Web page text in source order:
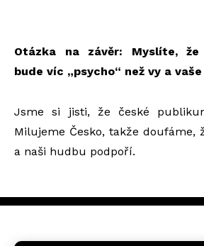
Otázka na závěr: Myslíte, že
bude víc „psycho“ než vy a
Jsme si jisti, že české
Milujeme Česko, takže doufáme,
a naši hudbu podpoří.